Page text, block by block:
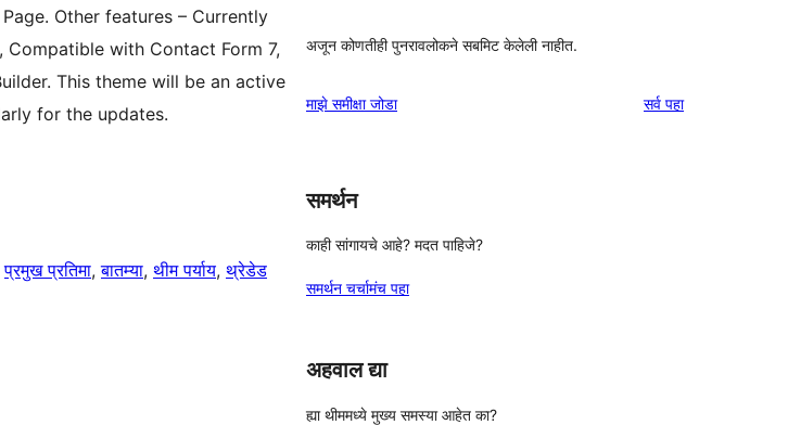
Other features – Currently
Compatible with Contact Form 7,
This theme will be an active
for the updates.
प्रमुख प्रतिमा, बातम्या, थीम पर्याय, थ्रेडेड
अजून कोणतीही पुनरावलोकने सबमिट केलेली नाहीत.
माझे समीक्षा जोडा सर्वपुनरावलोकने
पहा
समर्थन
काही सांगायचे आहे? मदत पाहिजे?
समर्थन चर्चामंच पहा
अहवाल द्या
ह्या थीममध्ये मुख्य समस्या आहेत का?